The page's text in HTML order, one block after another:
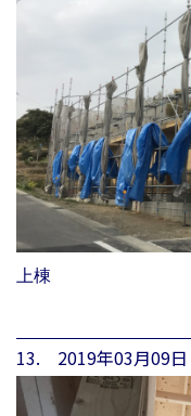
上棟
13. 2019年03月09日